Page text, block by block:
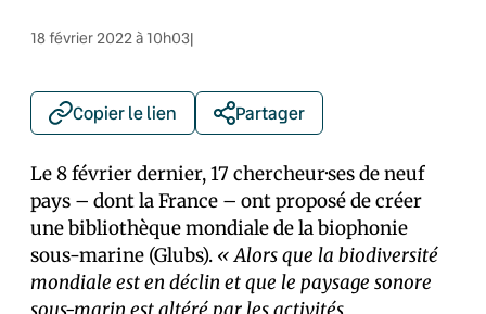
18 février 2022 à 10h03|
Copier le lien Partager
Le 8 février dernier, 17 chercheur·ses de neuf
pays – dont la France – ont proposé de créer
une bibliothèque mondiale de la biophonie
sous-marine (Glubs). « Alors que la biodiversité
mondiale est en déclin et que le paysage sonore